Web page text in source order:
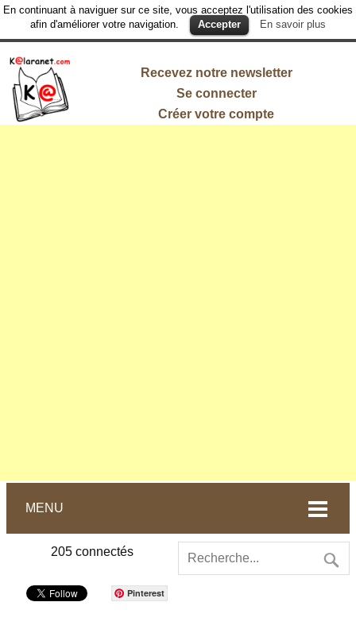
En continuant à naviguer sur ce site, vous acceptez l'utilisation des cookies
afin d'améliorer votre navigation.
Accepter En savoir plus
Recevez notre newsletter
Se connecter
Créer votre compte
MENU
205 connectés
Pinterest